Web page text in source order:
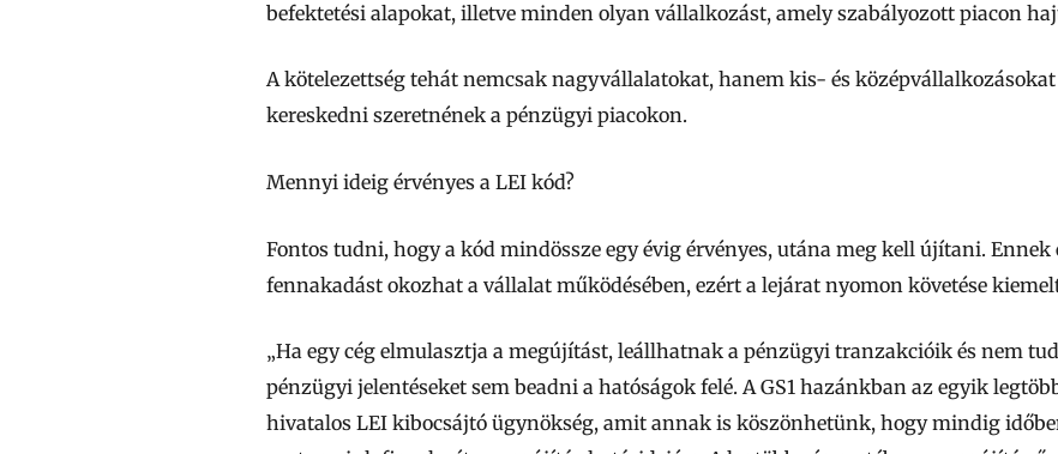
befektetési alapokat, illetve minden olyan vállalkozást, amely szabályozott piacon
A kötelezettség tehát nemcsak nagyvállalatokat, hanem kis- és
kereskedni szeretnének a pénzügyi piacokon.
Mennyi ideig érvényes a LEI kód?
Fontos tudni, hogy a kód mindössze egy évig érvényes, utána meg kell újítani. Ennek
fennakadást okozhat a vállalat működésében, ezért a lejárat nyomon követése
„Ha egy cég elmulasztja a megújítást, leállhatnak a pénzügyi tranzakcióik és nem
pénzügyi jelentéseket sem beadni a hatóságok felé. A GS1 hazánkban az egyik
hivatalos LEI kibocsájtó ügynökség, amit annak is köszönhetünk, hogy mindig